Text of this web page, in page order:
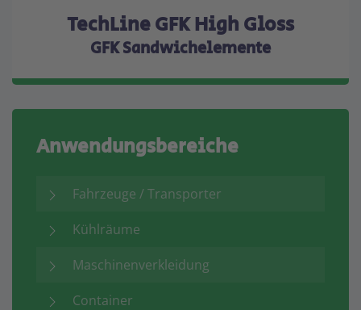
TechLine GFK High Gloss
GFK Sandwichelemente
Anwendungsbereiche
Fahrzeuge / Transporter
Kühlräume
Maschinenverkleidung
Container